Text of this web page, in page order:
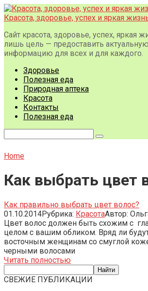
Перейти
к
Красота, здоровье, успех и яркая
Сайт красота, здоровье, успех, яркая
лишь цель — предоставить
информацию для всех и для каждого.
Здоровье
Полезная еда
Природная аптека
Красота
Контакты
Полезная еда
Home
Как выбрать цвет
Как правильно выбрать цвет волос?
01.10.2014Рубрика: КрасотаАвтор:
Цвет волос должен быть схожим с
целом с вашим обликом. Вряд ли
восточным женщинам со смуглой
черными волосами
Читать полностью
СВЕЖИЕ ПУБЛИКАЦИИ